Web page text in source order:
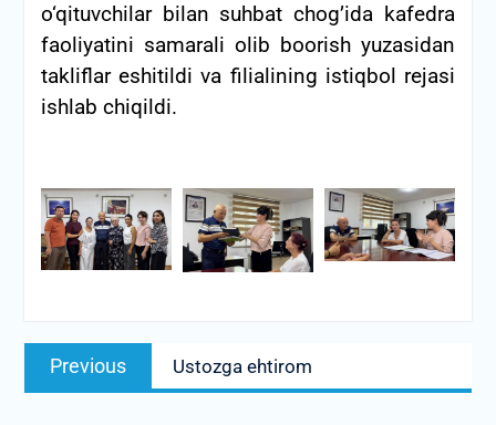
o‘qituvchilar bilan suhbat chog’ida kafedra
faoliyatini samarali olib boorish yuzasidan
takliflar eshitildi va filialining istiqbol rejasi
ishlab chiqildi.
Post
menyusi
Previous
post:
Ustozga ehtirom